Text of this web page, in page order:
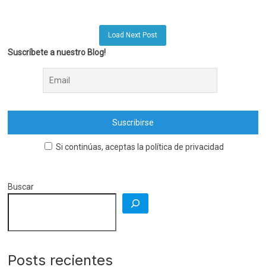
Load Next Post
Suscríbete a nuestro Blog!
Si continúas, aceptas la política de privacidad
Buscar
Posts recientes